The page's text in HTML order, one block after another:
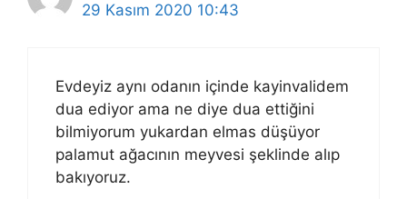
29 Kasım 2020 10:43
Evdeyiz aynı odanın içinde kayinvalidem
dua ediyor ama ne diye dua ettiğini
bilmiyorum yukardan elmas düşüyor
palamut ağacının meyvesi şeklinde alıp
bakıyoruz.